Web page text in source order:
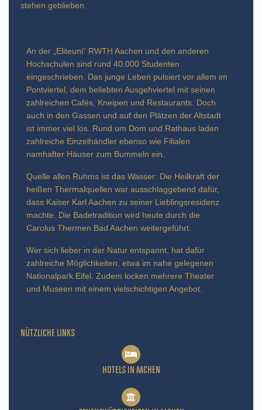
stehen geblieben.
An der „Eliteuni“ RWTH Aachen und den anderen
Hochschulen sind rund 40.000 Studenten
eingeschrieben. Das junge Leben pulsiert vor allem im
Pontviertel, dem beliebten Ausgehviertel mit seinen
zahlreichen Cafés, Kneipen und Restaurants. Doch
auch in den Gassen und auf den Plätzen der Altstadt
ist immer viel los. Rund um Dom und Rathaus laden
zahlreiche Einzelhändler ebenso wie Filialen
namhafter Häuser zum Bummeln ein.
Quelle allen Ruhms ist das Wasser: Die Heilkraft der
heißen Thermalquellen war ausschlaggebend dafür,
dass Kaiser Karl Aachen zu seiner Lieblingsresidenz
machte. Die Badetradition wird heute durch die
Carolus Thermen Bad Aachen weitergeführt.
Wer sich lieber in der Natur entspannt, hat dafür
zahlreiche Möglichkeiten, etwa im nahe gelegenen
Nationalpark Eifel. Zudem locken mehrere Theater
und Museen mit einem vielschichtigen Angebot.
NÜTZLICHE LINKS
HOTELS IN AACHEN